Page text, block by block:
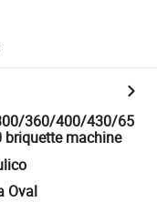
360/400/430/65
briquette machine
Oval